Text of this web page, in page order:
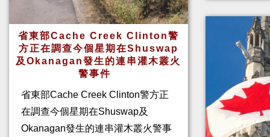
省東部Cache Creek Clinton警
方正在調查今個星期在Shuswap
及Okanagan發生的連串灌木叢火
警事件
省東部Cache Creek Clinton警方正
在調查今個星期在Shuswap及
Okanagan發生的連串灌木叢火警事